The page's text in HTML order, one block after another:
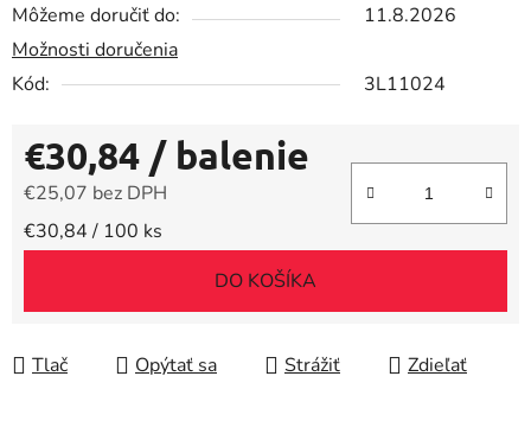
Môžeme doručiť do:
11.8.2026
Možnosti doručenia
Kód:
3L11024
€30,84 / balenie
€25,07 bez DPH
Jednotková cena:
€30,84 / 100 ks
DO KOŠÍKA
Tlač Opýtať sa Strážiť Zdieľať